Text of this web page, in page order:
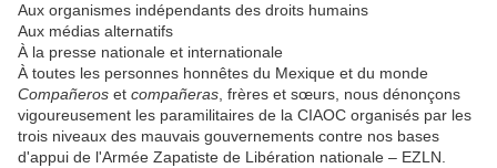
Aux organismes indépendants des droits humains
Aux médias alternatifs
À la presse nationale et internationale
À toutes les personnes honnêtes du Mexique et du monde
Compañeros et compañeras , frères et sœurs, nous dénonçons
vigoureusement les paramilitaires de la CIAOC organisés par les
trois niveaux des mauvais gouvernements contre nos bases
d'appui de l'Armée Zapatiste de Libération nationale – EZLN.